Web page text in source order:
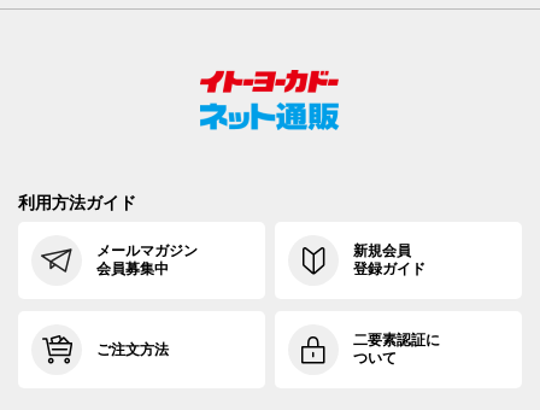
利用方法ガイド
メールマガジン
会員募集中
新規会員
登録ガイド
ご注文方法
二要素認証に
ついて